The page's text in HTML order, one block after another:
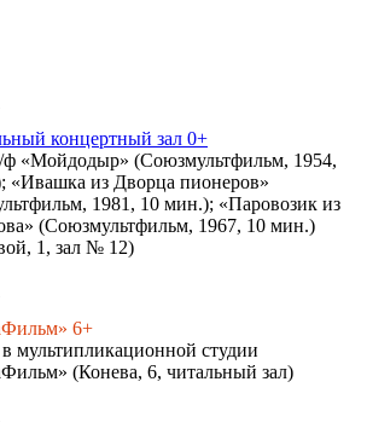
концертный зал 0+
«Мойдодыр» (Союзмультфильм, 1954,
«Ивашка из Дворца пионеров»
1981, 10 мин.); «Паровозик из
(Союзмультфильм, 1967, 10 мин.)
1, зал № 12)
6+
в мультипликационной студии
(Конева, 6, читальный зал)